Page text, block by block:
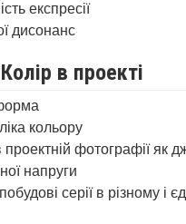
експресії
дисонанс
в проекті
кольору
проектній фотографії як
напруги
серії в різному і